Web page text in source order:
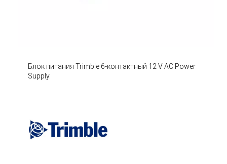
Блок питания Trimble 6-контактный 12 V AC Power
Supply.